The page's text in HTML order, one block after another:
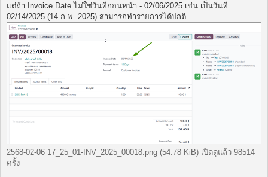
แต่ถ้า Invoice Date ไม่ใช่วันที่ก่อนหน้า - 02/06/2025 เช่น เป็นวันที่
02/14/2025 (14 ก.พ. 2025) สามารถทำรายการได้ปกติ
2568-02-06 17_25_01-INV_2025_00018.png (54.78 KiB) เปิดดูแล้ว 98514
ครั้ง